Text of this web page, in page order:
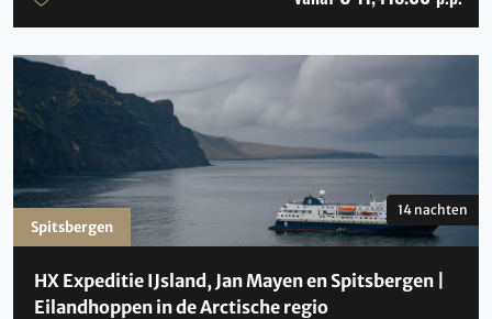
HX Expeditie IJsland, Jan Mayen en Spitsbergen |
Eilandhoppen in de Arctische regio
14 nachten
Spitsbergen